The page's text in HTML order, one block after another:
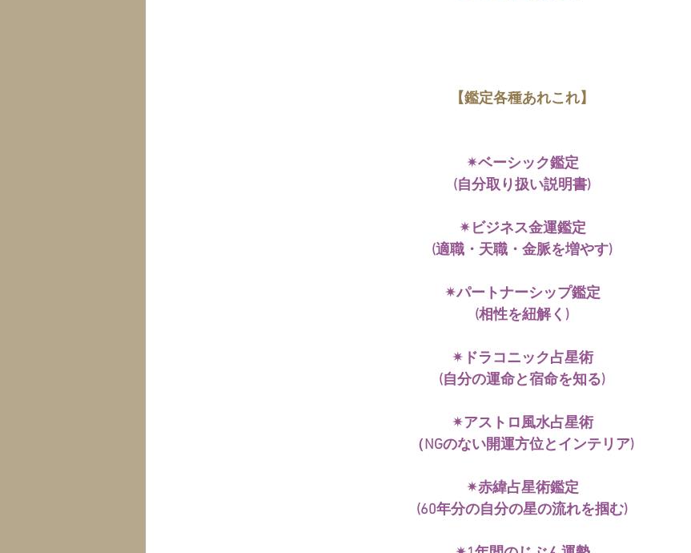
【鑑定各種あれこれ】
✴︎ベーシック鑑定
(自分取り扱い説明書)
✴︎ビジネス金運鑑定
(適職・天職・金脈を増やす)
✴︎パートナーシップ鑑定
(相性を紐解く)
✴︎ドラコニック占星術
(自分の運命と宿命を知る)
✴︎アストロ風水占星術
（NGのない開運方位とインテリア)
✴︎赤緯占星術鑑定
(60年分の自分の星の流れを掴む)